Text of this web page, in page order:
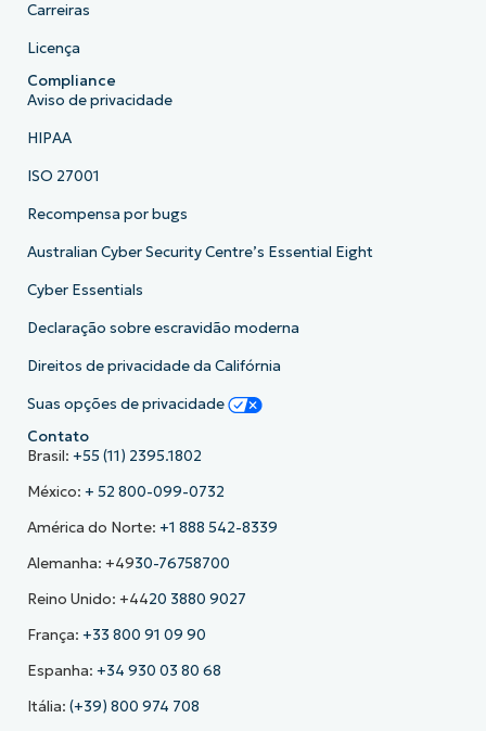
Carreiras
Licença
Compliance
Aviso de privacidade
HIPAA
ISO 27001
Recompensa por bugs
Australian Cyber Security Centre’s Essential Eight
Cyber Essentials
Declaração sobre escravidão moderna
Direitos de privacidade da Califórnia
Suas opções de privacidade
Contato
Brasil: +55 (11) 2395.1802
México: + 52 800-099-0732
América do Norte: +1 888 542-8339
Alemanha: +4930-76758700
Reino Unido: +4420 3880 9027
França: +33 800 91 09 90
Espanha: +34 930 03 80 68
Itália: (+39) 800 974 708